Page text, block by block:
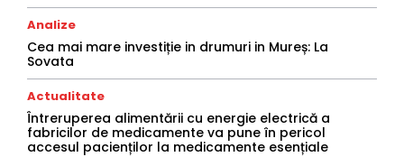
Analize
Cea mai mare investiție in drumuri in Mureș: La
Sovata
Actualitate
Întreruperea alimentării cu energie electrică a
fabricilor de medicamente va pune în pericol
accesul pacienților la medicamente esențiale